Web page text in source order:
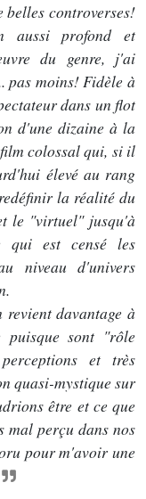
belles controverses!
aussi profond et
du genre, j'ai
pas moins! Fidèle à
dans un flot
d'une dizaine à la
colossal qui, si il
élevé au rang
la réalité du
le "virtuel" jusqu'à
qui est censé les
niveau d'univers
davantage à
puisque sont "rôle
et très
quasi-mystique sur
être et ce que
mal perçu dans nos
pour m'avoir une